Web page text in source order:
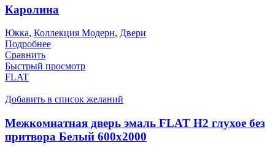
Каролина
Юкка, Коллекция Модерн, Двери
Подробнее
Сравнить
Быстрый просмотр
FLAT
Добавить в список желаний
Межкомнатная дверь эмаль FLAT H2 глухое без
притвора Белый 600х2000